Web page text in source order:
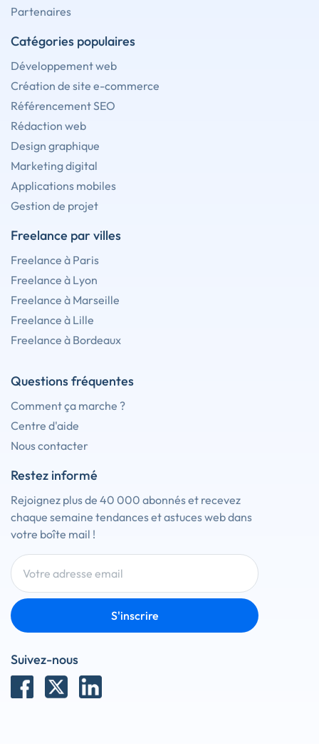
Partenaires
Catégories populaires
Développement web
Création de site e-commerce
Référencement SEO
Rédaction web
Design graphique
Marketing digital
Applications mobiles
Gestion de projet
Freelance par villes
Freelance à Paris
Freelance à Lyon
Freelance à Marseille
Freelance à Lille
Freelance à Bordeaux
Questions fréquentes
Comment ça marche ?
Centre d'aide
Nous contacter
Restez informé
Rejoignez plus de 40 000 abonnés et recevez
chaque semaine tendances et astuces web dans
votre boîte mail !
S'inscrire
Suivez-nous